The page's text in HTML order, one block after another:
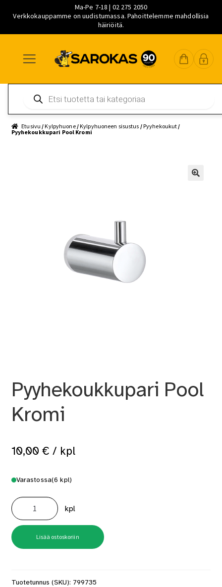
Ma-Pe 7-18 | 02 275 2050
Verkkokauppamme on uudistumassa. Pahoittelemme mahdollisia
häiriöitä.
navigointiin
sisältöön
pääsisältöön
search
Etusivu /Kylpyhuone/Kylpyhuoneen sisustus /Pyyhekoukut /
Pyyhekoukkupari Pool Kromi
Pyyhekoukkupari Pool
Kromi
10,00 € / kpl
Varastossa(6 kpl)
Pyyhekoukkupari
Pool
Kromi
määrä
kpl
Lisää ostoskoriin
Tuotetunnus (SKU): 799735